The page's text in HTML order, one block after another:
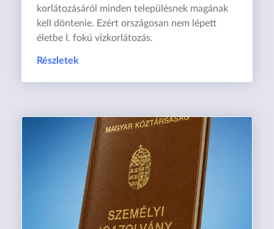
korlátozásáról minden településnek magának
kell döntenie. Ezért országosan nem lépett
életbe I. fokú vízkorlátozás.
Részletek